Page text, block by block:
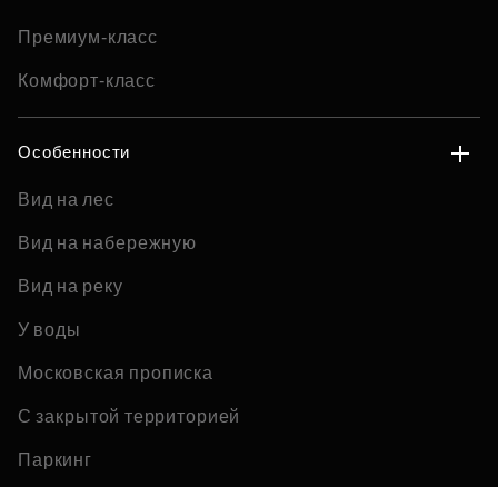
Премиум-класс
Комфорт-класс
Особенности
Вид на лес
Вид на набережную
Вид на реку
У воды
Московская прописка
С закрытой территорией
Паркинг